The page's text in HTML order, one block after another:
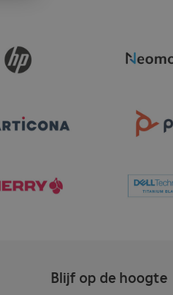
Blijf op de hoogte